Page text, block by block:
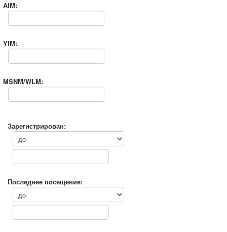
AIM:
YIM:
MSNM/WLM:
Зарегистрирован:
Последнее посещение: